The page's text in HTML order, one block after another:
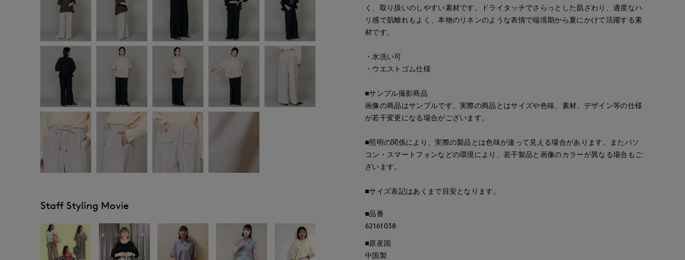
Staff Styling Movie
く、取り扱いのしやすい素材です。ドライタッチでさらっとした肌ざわり、適度なハ
リ感で肌離れもよく、本物のリネンのような表情で端境期から夏にかけて活躍する素
材です。
・水洗い可
・ウエストゴム仕様
■サンプル撮影商品
画像の商品はサンプルです。実際の商品とはサイズや色味、素材、デザイン等の仕様
が若干変更になる場合がございます。
■照明の関係により、実際の製品とは色味が違って見える場合があります。またパソ
コン・スマートフォンなどの環境により、若干製品と画像のカラーが異なる場合もご
ざいます。
■サイズ表記はあくまで目安となります。
■品番
62161038
■原産国
中国製